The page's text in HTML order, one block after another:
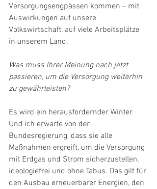
Versorgungsengpässen kommen – mit
Auswirkungen auf unsere
Volkswirtschaft, auf viele Arbeitsplätze
in unserem Land.
Was muss Ihrer Meinung nach jetzt
passieren, um die Versorgung weiterhin
zu gewährleisten?
Es wird ein herausfordernder Winter.
Und ich erwarte von der
Bundesregierung, dass sie alle
Maßnahmen ergreift, um die Versorgung
mit Erdgas und Strom sicherzustellen,
ideologiefrei und ohne Tabus. Das gilt für
den Ausbau erneuerbarer Energien, den